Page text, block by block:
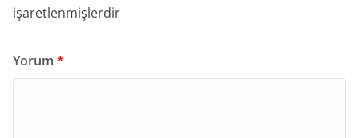
işaretlenmişlerdir
Yorum *